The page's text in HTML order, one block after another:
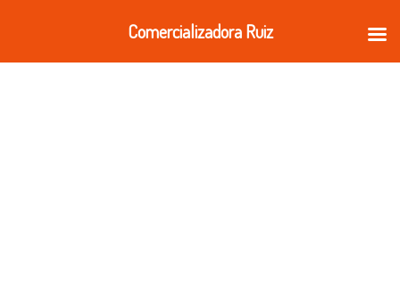
contenido
Comercializadora Ruiz